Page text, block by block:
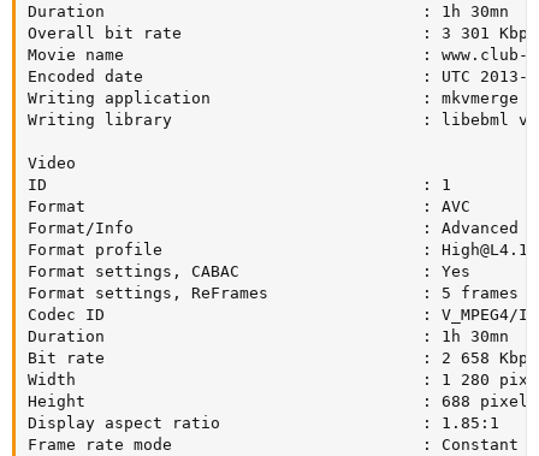
Duration                                 : 1h 30mn
Overall bit rate                         : 3 301 Kbps
Movie name                               : www.club-
Encoded date                             : UTC 2013-
Writing application                      : mkvmerge
Writing library                          : libebml
Video
ID                                       : 1
Format                                   : AVC
Format/Info                              : Advanced
Format profile                           : High@L4.1
Format settings, CABAC                   : Yes
Format settings, ReFrames                : 5 frames
Codec ID                                 : V_MPEG4/
Duration                                 : 1h 30mn
Bit rate                                 : 2 658 Kbps
Width                                    : 1 280
Height                                   : 688 pixels
Display aspect ratio                     : 1.85:1
Frame rate mode                          : Constant